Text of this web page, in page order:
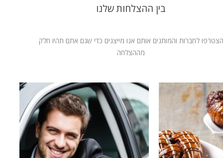
בין ההצלחות שלנו
הצטרפו לחברות והמותגים אותם אנו מייצגים כדי שגם אתם תהיו חלק
מההצלחה